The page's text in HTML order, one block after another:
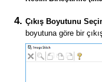
Çıkış Boyutunu
boyutuna göre bir